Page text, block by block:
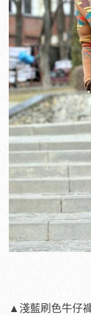
▲淺藍刷色牛仔